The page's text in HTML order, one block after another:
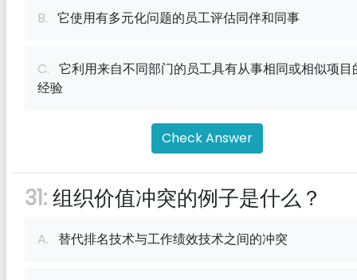
B. 它使用有多元化问题的员工评估同伴和同事
C. 它利用来自不同部门的员工具有从事相同或相似项目
经验
Check Answer
31:组织价值冲突的例子是什么？
A. 替代排名技术与工作绩效技术之间的冲突